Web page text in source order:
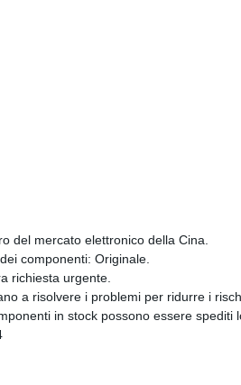
del mercato elettronico della Cina.
componenti: Originale.
richiesta urgente.
a risolvere i problemi per ridurre i
in stock possono essere spediti